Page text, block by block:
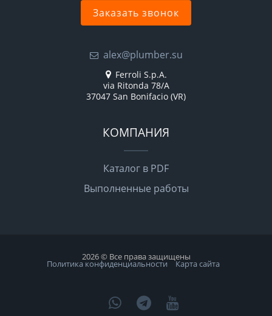
Заказать звонок
alex@plumber.su
Ferroli S.p.A.
via Ritonda 78/A
37047 San Bonifacio (VR)
КОМПАНИЯ
Каталог в PDF
Выполненные работы
2026 © Все права защищены
Политика конфиденциальности Карта сайта